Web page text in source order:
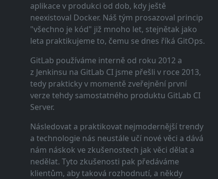
aplikace v produkci od dob, kdy ještě
neexistoval Docker. Náš tým prosazoval princip
"všechno je kód" již mnoho let, stejnětak jako
leta praktikujeme to, čemu se dnes říká GitOps.
GitLab používáme interně od roku 2012 a
z Jenkinsu na GitLab CI jsme přešli v roce 2013,
tedy prakticky v momentě zveřejnění první
verze tehdy samostatného produktu GitLab CI
Server.
Následovat a praktikovat nejmodernější trendy
a technologie nás neustále učí nové věci a dává
nám náskok ve zkušenostech jak věci dělat a
nedělat. Tyto zkušenosti pak předáváme
klientům, aby taková rozhodnutí, a někdy